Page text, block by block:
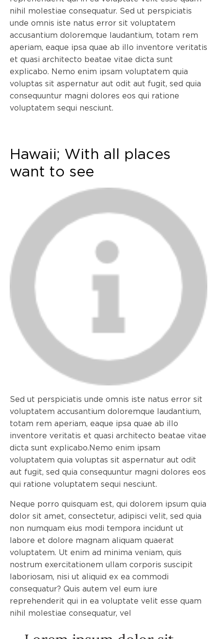
nihil molestiae consequatur. Sed ut perspiciatis
unde omnis iste natus error sit voluptatem
accusantium doloremque laudantium, totam rem
aperiam, eaque ipsa quae ab illo inventore veritatis
et quasi architecto beatae vitae dicta sunt
explicabo. Nemo enim ipsam voluptatem quia
voluptas sit aspernatur aut odit aut fugit, sed quia
consequuntur magni dolores eos qui ratione
voluptatem sequi nesciunt.
Hawaii; With all places
want to see
Sed ut perspiciatis unde omnis iste natus error sit
voluptatem accusantium doloremque laudantium,
totam rem aperiam, eaque ipsa quae ab illo
inventore veritatis et quasi architecto beatae vitae
dicta sunt explicabo.Nemo enim ipsam
voluptatem quia voluptas sit aspernatur aut odit
aut fugit, sed quia consequuntur magni dolores eos
qui ratione voluptatem sequi nesciunt.
Neque porro quisquam est, qui dolorem ipsum quia
dolor sit amet, consectetur, adipisci velit, sed quia
non numquam eius modi tempora incidunt ut
labore et dolore magnam aliquam quaerat
voluptatem. Ut enim ad minima veniam, quis
nostrum exercitationem ullam corporis suscipit
laboriosam, nisi ut aliquid ex ea commodi
consequatur? Quis autem vel eum iure
reprehenderit qui in ea voluptate velit esse quam
nihil molestiae consequatur, vel